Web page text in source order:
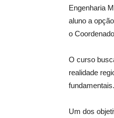
Engenharia
aluno a
o
O curso
realidade
fundamentais.
Um dos